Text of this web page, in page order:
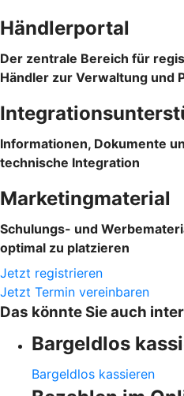
Händlerportal
Der zentrale Bereich für
Händler zur Verwaltung und
Informationen, Dokumente
technische Integration
Marketingmaterial
Schulungs- und
optimal zu platzieren
Jetzt registrieren
Jetzt Termin vereinbaren
Das könnte Sie auch
Bargeldlos
Bargeldlos kassieren